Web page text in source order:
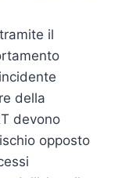
il
della
devono
opposto